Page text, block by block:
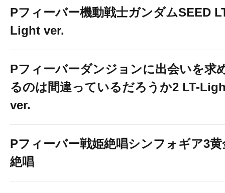
Pフィーバー機動戦士ガンダムSEED
Light ver.
Pフィーバーダンジョンに出会いを求
るのは間違っているだろうか2 LT-
ver.
Pフィーバー戦姫絶唱シンフォギア3黄
絶唱